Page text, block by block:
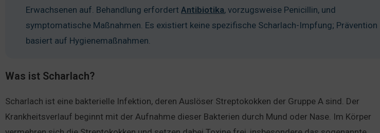
Erwachsenen auf. Behandlung erfordert Antibiotika, vorzugsweise Penicillin, und
symptomatische Maßnahmen. Es existiert keine spezifische Scharlach-Impfung; Prävention
basiert auf Hygienemaßnahmen.
Was ist Scharlach?
Scharlach ist eine bakterielle Infektion, deren Auslöser Streptokokken der Gruppe A sind. Der
Krankheitsverlauf beginnt mit der Aufnahme dieser Bakterien durch Mund oder Nase. Im Körper